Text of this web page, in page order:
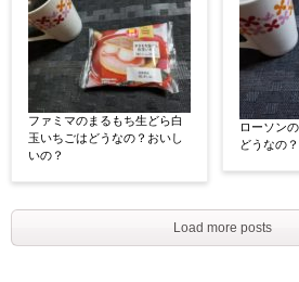
ファミマのまるもち生どら白
玉いちごはどうなの？おいし
いの？
ローソン
どうなの
Load more posts